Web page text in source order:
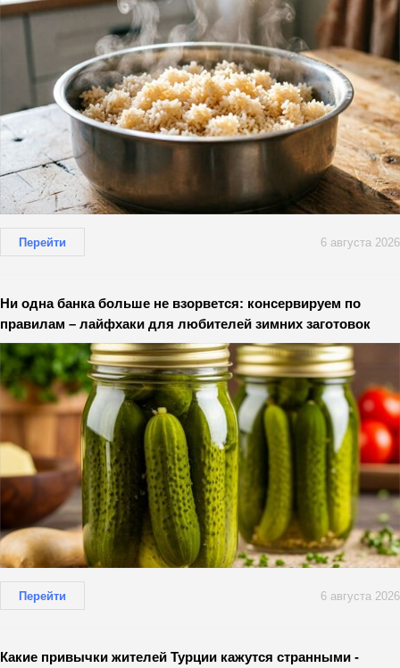
Перейти 6 августа 2026
Ни одна банка больше не взорвется: консервируем по
правилам – лайфхаки для любителей зимних заготовок
Перейти 6 августа 2026
Какие привычки жителей Турции кажутся странными -